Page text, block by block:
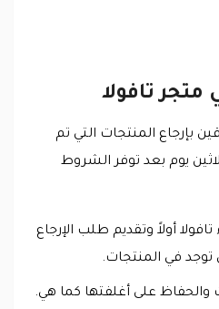
تافولا
بإرجاع المنتجات التي تم
يوم بعد توفر الشروط
أولاً وتقديم طلب الإرجاع
في المنتجات.
على أغلفتها كما هي.